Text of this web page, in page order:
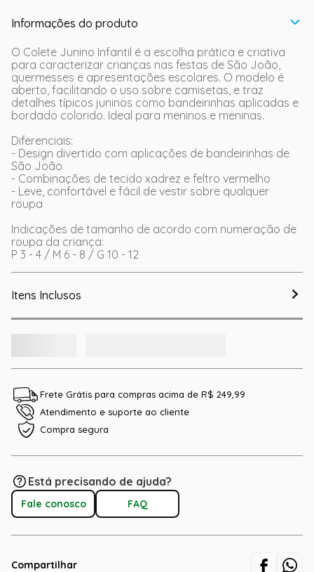
Informações do produto
O Colete Junino Infantil é a escolha prática e criativa
para caracterizar crianças nas festas de São João,
quermesses e apresentações escolares. O modelo é
aberto, facilitando o uso sobre camisetas, e traz
detalhes típicos juninos como bandeirinhas aplicadas e
bordado colorido. Ideal para meninos e meninas.
Diferenciais:
- Design divertido com aplicações de bandeirinhas de
São João
- Combinações de tecido xadrez e feltro vermelho
- Leve, confortável e fácil de vestir sobre qualquer
roupa
Indicações de tamanho de acordo com numeração de
roupa da criança:
P 3 - 4 / M 6 - 8 / G 10 - 12
Itens Inclusos
Frete Grátis para compras acima de R$ 249,99
Atendimento e suporte ao cliente
Compra segura
Está precisando de ajuda?
Fale conosco FAQ
Compartilhar